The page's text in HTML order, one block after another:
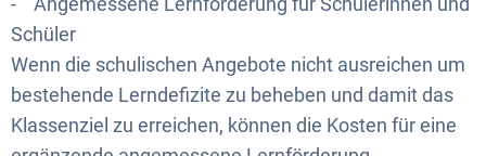
Schüler
Wenn die schulischen Angebote nicht ausreichen um
bestehende Lerndefizite zu beheben und damit das
Klassenziel zu erreichen, können die Kosten für eine